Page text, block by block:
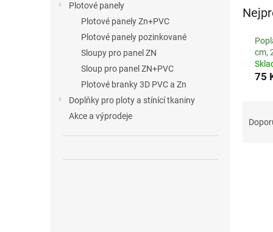
Plotové panely
Plotové panely Zn+PVC
Plotové panely pozinkované
Sloupy pro panel ZN
Sloup pro panel ZN+PVC
Plotové branky 3D PVC a Zn
Doplňky pro ploty a stínící tkaniny
Akce a výprodeje
cm,
75